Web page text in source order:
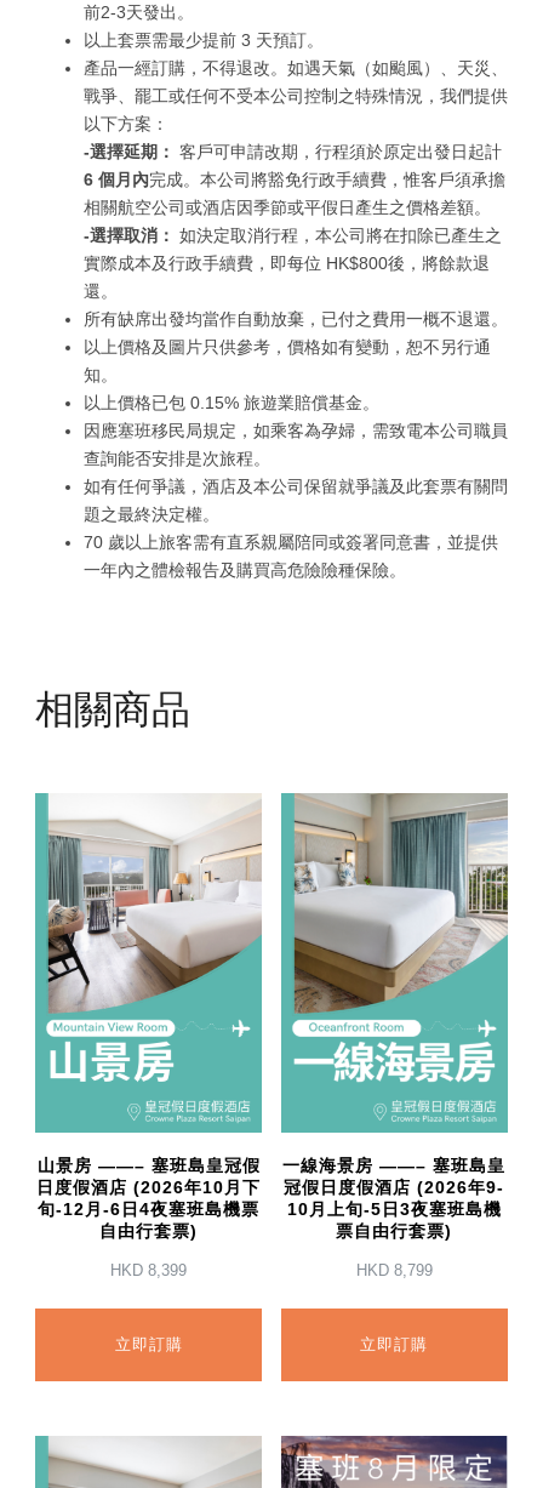
前2-3天發出。
以上套票需最少提前 3 天預訂。
產品一經訂購，不得退改。如遇天氣（如颱風）、天災、
戰爭、罷工或任何不受本公司控制之特殊情況，我們提供
以下方案：
-選擇延期： 客戶可申請改期，行程須於原定出發日起計
6 個月內完成。本公司將豁免行政手續費，惟客戶須承擔
相關航空公司或酒店因季節或平假日產生之價格差額。
-選擇取消： 如決定取消行程，本公司將在扣除已產生之
實際成本及行政手續費，即每位 HK$800後 ，將餘款退
還。
所有缺席出發均當作自動放棄，已付之費用一概不退還。
以上價格及圖片只供參考，價格如有變動，恕不另行通
知。
以上價格已包 0.15% 旅遊業賠償基金。
因應塞班移民局規定，如乘客為孕婦，需致電本公司職員
查詢能否安排是次旅程。
如有任何爭議，酒店及本公司保留就爭議及此套票有關問
題之最終決定權。
70 歲以上旅客需有直系親屬陪同或簽署同意書，並提供
一年內之體檢報告及購買高危險險種保險。
相關商品
山景房 ——– 塞班島皇冠假
日度假酒店 (2026年10月下
旬-12月-6日4夜塞班島機票
自由行套票)
HKD 8,399
立即訂購
一線海景房 ——– 塞班島皇
冠假日度假酒店 (2026年9-
10月上旬-5日3夜塞班島機
票自由行套票)
HKD8,799
立即訂購